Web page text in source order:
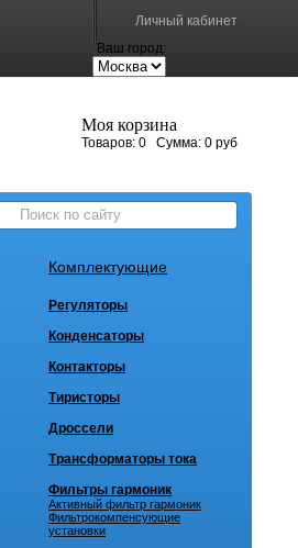
Личный кабинет
Ваш город:
Моя корзина
Товаров: 0 Сумма: 0 руб
Комплектующие
Регуляторы
Конденсаторы
Контакторы
Тиристоры
Дроссели
Трансформаторы тока
Фильтры гармоник
Активный фильтр гармоник
Фильтрокомпенсующие
установки